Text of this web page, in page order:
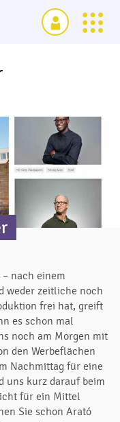
– nach einem
weder zeitliche noch
frei hat, greift
es schon mal
noch am Morgen mit
den Werbeflächen
Nachmittag für eine
uns kurz darauf beim
für ein Mittel
Sie schon Arató